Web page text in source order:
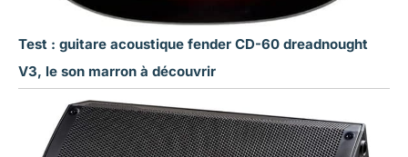
Test : guitare acoustique fender CD-60 dreadnought
V3, le son marron à découvrir